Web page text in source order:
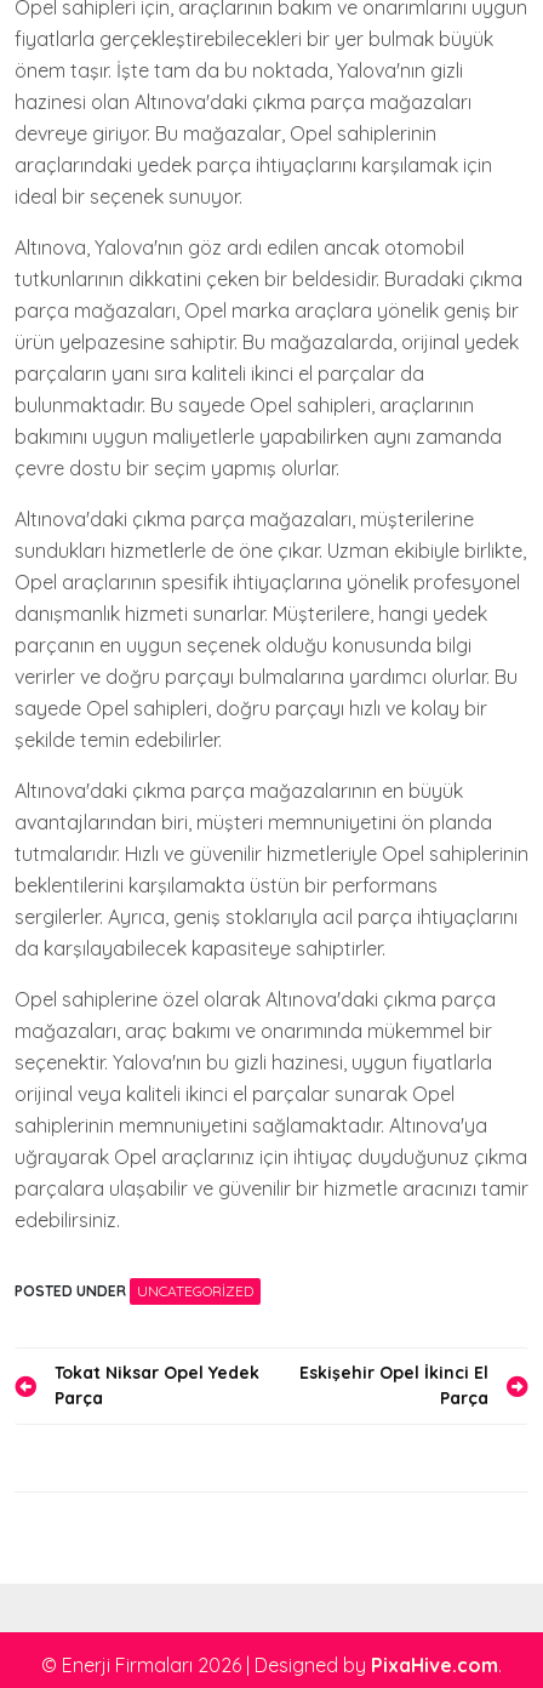
Opel sahipleri için, araçlarının bakım ve onarımlarını uygun
fiyatlarla gerçekleştirebilecekleri bir yer bulmak büyük
önem taşır. İşte tam da bu noktada, Yalova'nın gizli
hazinesi olan Altınova'daki çıkma parça mağazaları
devreye giriyor. Bu mağazalar, Opel sahiplerinin
araçlarındaki yedek parça ihtiyaçlarını karşılamak için
ideal bir seçenek sunuyor.
Altınova, Yalova'nın göz ardı edilen ancak otomobil
tutkunlarının dikkatini çeken bir beldesidir. Buradaki çıkma
parça mağazaları, Opel marka araçlara yönelik geniş bir
ürün yelpazesine sahiptir. Bu mağazalarda, orijinal yedek
parçaların yanı sıra kaliteli ikinci el parçalar da
bulunmaktadır. Bu sayede Opel sahipleri, araçlarının
bakımını uygun maliyetlerle yapabilirken aynı zamanda
çevre dostu bir seçim yapmış olurlar.
Altınova'daki çıkma parça mağazaları, müşterilerine
sundukları hizmetlerle de öne çıkar. Uzman ekibiyle birlikte,
Opel araçlarının spesifik ihtiyaçlarına yönelik profesyonel
danışmanlık hizmeti sunarlar. Müşterilere, hangi yedek
parçanın en uygun seçenek olduğu konusunda bilgi
verirler ve doğru parçayı bulmalarına yardımcı olurlar. Bu
sayede Opel sahipleri, doğru parçayı hızlı ve kolay bir
şekilde temin edebilirler.
Altınova'daki çıkma parça mağazalarının en büyük
avantajlarından biri, müşteri memnuniyetini ön planda
tutmalarıdır. Hızlı ve güvenilir hizmetleriyle Opel sahiplerinin
beklentilerini karşılamakta üstün bir performans
sergilerler. Ayrıca, geniş stoklarıyla acil parça ihtiyaçlarını
da karşılayabilecek kapasiteye sahiptirler.
Opel sahiplerine özel olarak Altınova'daki çıkma parça
mağazaları, araç bakımı ve onarımında mükemmel bir
seçenektir. Yalova'nın bu gizli hazinesi, uygun fiyatlarla
orijinal veya kaliteli ikinci el parçalar sunarak Opel
sahiplerinin memnuniyetini sağlamaktadır. Altınova'ya
uğrayarak Opel araçlarınız için ihtiyaç duyduğunuz çıkma
parçalara ulaşabilir ve güvenilir bir hizmetle aracınızı tamir
edebilirsiniz.
POSTED UNDER UNCATEGORIZED
Yazı
gezinmesi
Tokat Niksar Opel Yedek
Parça
Eskişehir Opel İkinci El
Parça
© Enerji Firmaları 2026 Designed by PixaHive.com.